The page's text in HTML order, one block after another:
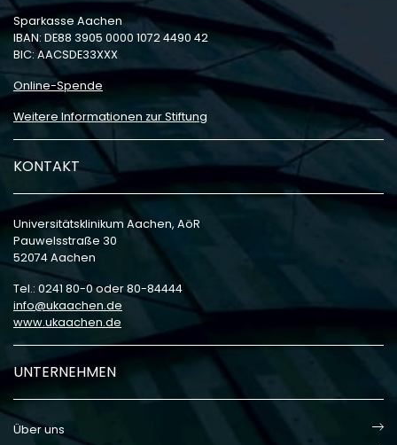
Sparkasse Aachen
IBAN: DE88 3905 0000 1072 4490 42
BIC: AACSDE33XXX
Online-Spende
Weitere Informationen zur Stiftung
KONTAKT
Universitätsklinikum Aachen, AöR
Pauwelsstraße 30
52074 Aachen
Tel.: 0241 80-0 oder 80-84444
info
ukaachen de
www.ukaachen.de
UNTERNEHMEN
Über uns